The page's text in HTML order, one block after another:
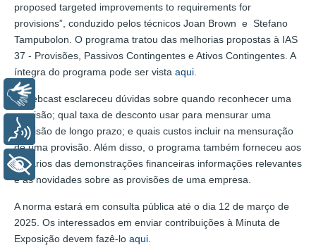
proposed targeted improvements to requirements for
provisions”, conduzido pelos técnicos Joan Brown e Stefano
Tampubolon. O programa tratou das melhorias propostas à IAS
37 - Provisões, Passivos Contingentes e Ativos Contingentes. A
íntegra do programa pode ser vista aqui
O webcast esclareceu dúvidas sobre quando reconhecer uma
provisão; qual taxa de desconto usar para mensurar uma
provisão de longo prazo; e quais custos incluir na mensuração
de uma provisão. Além disso, o programa também forneceu aos
usuários das demonstrações financeiras informações relevantes
e as novidades sobre as provisões de uma empresa.
A norma estará em consulta pública até o dia 12 de março de
2025. Os interessados em enviar contribuições à Minuta de
Exposição devem fazê-lo aqui
Libras
Voz
+ Acessibilidade